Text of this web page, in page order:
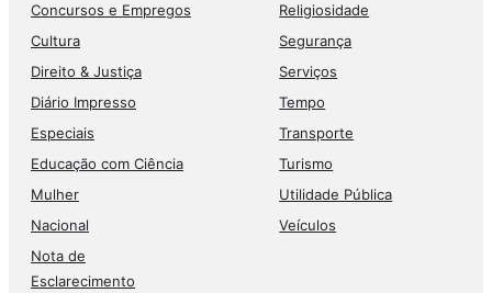
Concursos e Empregos
Cultura
Direito & Justiça
Diário Impresso
Especiais
Educação com Ciência
Mulher
Nacional
Nota de
Esclarecimento
Religiosidade
Segurança
Serviços
Tempo
Transporte
Turismo
Utilidade Pública
Veículos